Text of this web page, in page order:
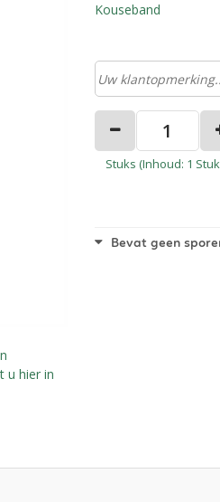
u hier in
Kouseband
Stuks (Inhoud: 1
Bevat geen